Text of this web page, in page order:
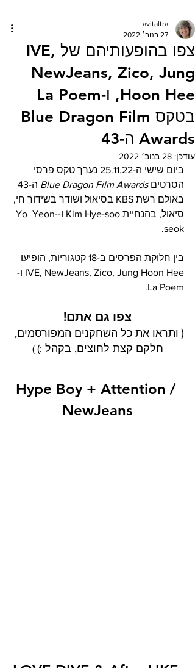
צפו בהופעותיהם של IVE,
NewJeans, Zico, Jung
Hoon Hee, ו-La Poem
בטקס Blue Dragon Film
Awards ה-43
avitaltra
27 בנוב׳ 2022
עודכן: 28 בנוב׳ 2022
ביום שישי ה-25.11.22 נערך טקס פרסי
הסרטים Blue Dragon Film Awards
באולם רשת KBS בסיאול ושודר בשידור חי,
סיאול, בהנחיית Kim Hye-soo ו-Yo  Yeon-
seok.
בין חלוקת הפרסים ב-18 קטגוריות, הופיעו
IVE, NewJeans, Zico, Jung Hoon Hee ו-
La Poem.
צפו גם אתם!
( ותראו את כל השחקנים המפורסמים,
חלקם קצת לחוצים, בקהל :) )
Hype Boy + Attention /
NewJeans